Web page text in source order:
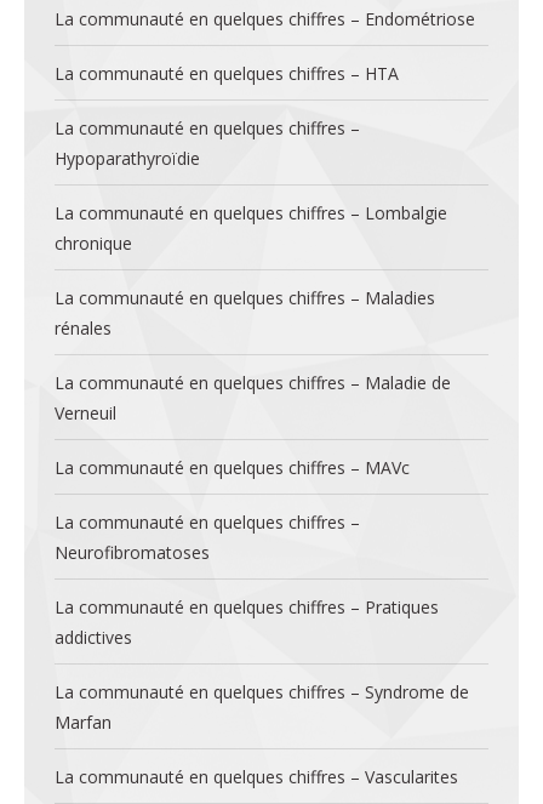
La communauté en quelques chiffres – Endométriose
La communauté en quelques chiffres – HTA
La communauté en quelques chiffres –
Hypoparathyroïdie
La communauté en quelques chiffres – Lombalgie
chronique
La communauté en quelques chiffres – Maladies
rénales
La communauté en quelques chiffres – Maladie de
Verneuil
La communauté en quelques chiffres – MAVc
La communauté en quelques chiffres –
Neurofibromatoses
La communauté en quelques chiffres – Pratiques
addictives
La communauté en quelques chiffres – Syndrome de
Marfan
La communauté en quelques chiffres – Vascularites